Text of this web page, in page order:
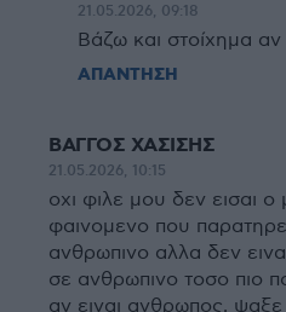
21.05.2026, 09:18
Βάζω και στοίχημα αν
ΑΠΑΝΤΗΣΗ
ΒΑΓΓΟΣ ΧΑΣΙΣΗΣ
21.05.2026, 10:15
οχι φιλε μου δεν εισαι ο
φαινομενο που
ανθρωπινο αλλα δεν
σε ανθρωπινο τοσο πιο
αν ειναι ανθρωπος,